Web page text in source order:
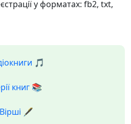
у форматах: fb2, txt,
🎵
книг 📚
Вірші 🖋️